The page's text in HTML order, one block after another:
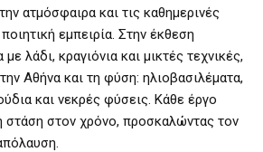
ατμόσφαιρα και τις καθημερινές
εμπειρία. Στην έκθεση
λάδι, κραγιόνια και μικτές τεχνικές,
Αθήνα και τη φύση: ηλιοβασιλέματα,
και νεκρές φύσεις. Κάθε έργο
στάση στον χρόνο, προσκαλώντας τον